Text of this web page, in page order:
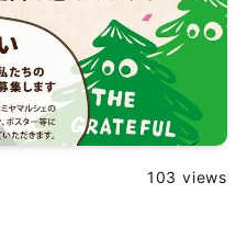
リシー
103 views